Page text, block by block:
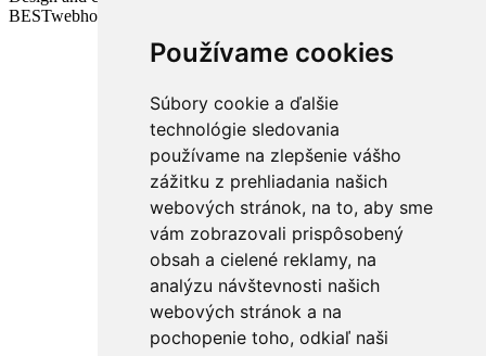
Používame cookies
Súbory cookie a ďalšie
technológie sledovania
používame na zlepšenie vášho
zážitku z prehliadania našich
webových stránok, na to, aby sme
vám zobrazovali prispôsobený
obsah a cielené reklamy, na
analýzu návštevnosti našich
webových stránok a na
pochopenie toho, odkiaľ naši
BESTwebhosting.sk | 12.11.2025